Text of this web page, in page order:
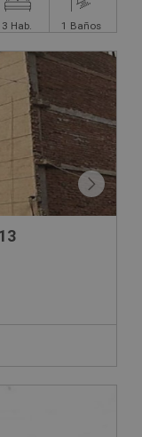
3 Hab. 1 Baños